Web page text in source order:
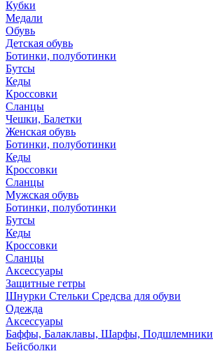
Кубки
Медали
Обувь
Детская обувь
Ботинки, полуботинки
Бутсы
Кеды
Кроссовки
Сланцы
Чешки, Балетки
Женская обувь
Ботинки, полуботинки
Кеды
Кроссовки
Сланцы
Мужская обувь
Ботинки, полуботинки
Бутсы
Кеды
Кроссовки
Сланцы
Аксессуары
Защитные гетры
Шнурки Стельки Средсва для обуви
Одежда
Аксессуары
Баффы, Балаклавы, Шарфы, Подшлемники
Бейсболки